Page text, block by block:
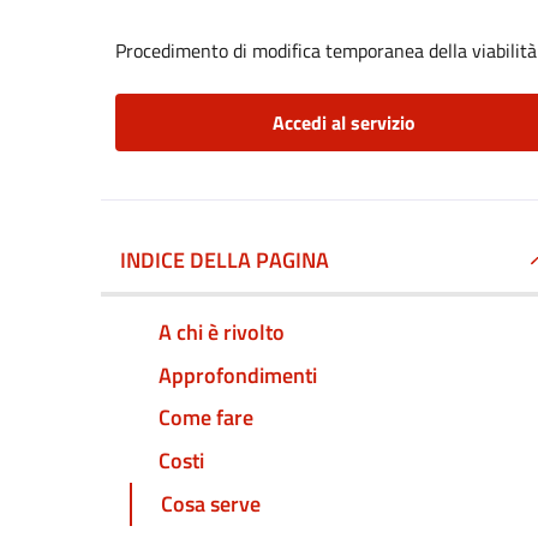
Procedimento di modifica temporanea della viabilità
Accedi al servizio
INDICE DELLA PAGINA
A chi è rivolto
Approfondimenti
Come fare
Costi
Cosa serve